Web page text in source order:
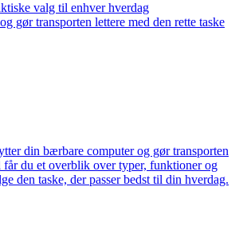
valg til enhver hverdag
gør transporten lettere med den rette taske
din bærbare computer og gør transporten
får du et overblik over typer, funktioner og
den taske, der passer bedst til din hverdag.